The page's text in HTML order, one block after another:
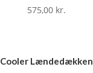
575,00 kr.
Cooler Lændedækken